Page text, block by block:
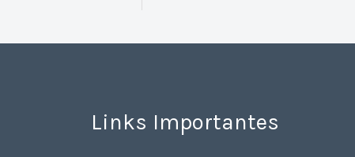
Links Importantes